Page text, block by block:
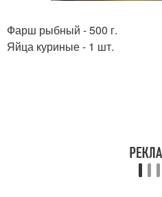
Фарш рыбный - 500 г.
Яйца куриные - 1 шт.